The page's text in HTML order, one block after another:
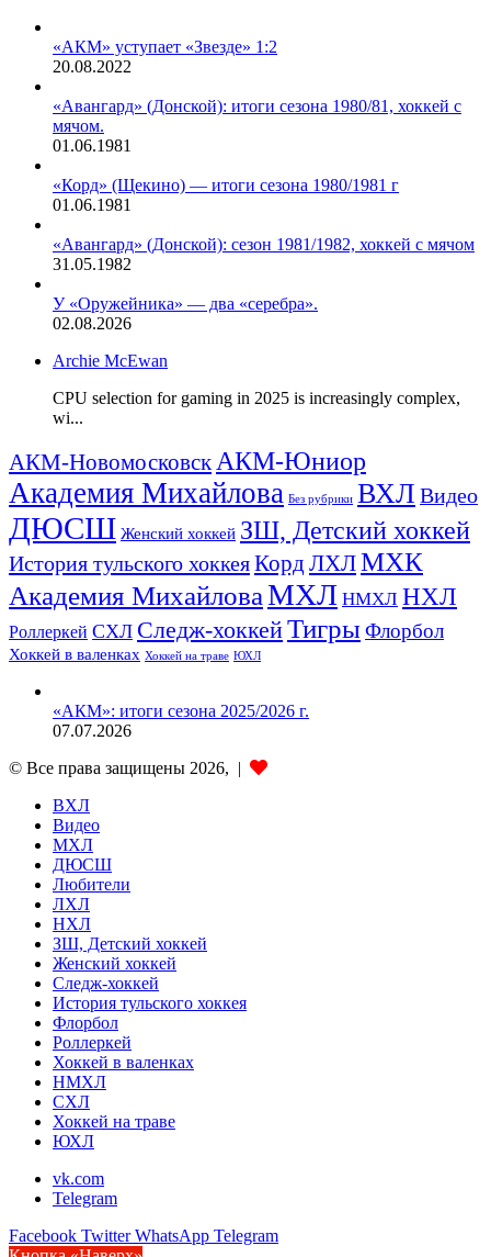
«АКМ» уступает «Звезде» 1:2
20.08.2022
«Авангард» (Донской): итоги сезона 1980/81, хоккей с
мячом.
01.06.1981
«Корд» (Щекино) — итоги сезона 1980/1981 г
01.06.1981
«Авангард» (Донской): сезон 1981/1982, хоккей с мячом
31.05.1982
У «Оружейника» — два «серебра».
02.08.2026
Archie McEwan
CPU selection for gaming in 2025 is increasingly complex,
wi...
АКМ-Новомосковск АКМ-Юниор
Академия Михайлова Без рубрики ВХЛ Видео
ДЮСШ Женский хоккей ЗШ, Детский хоккей
История тульского хоккеяКорд ЛХЛМХК
Академия МихайловаМХЛ НМХЛ НХЛ
Роллеркей СХЛ Следж-хоккейТигрыФлорбол
Хоккей в валенках Хоккей на траве ЮХЛ
«АКМ»: итоги сезона 2025/2026 г.
07.07.2026
© Все права защищены 2026, |
ВХЛ
Видео
МХЛ
ДЮСШ
Любители
ЛХЛ
НХЛ
ЗШ, Детский хоккей
Женский хоккей
Следж-хоккей
История тульского хоккея
Флорбол
Роллеркей
Хоккей в валенках
НМХЛ
СХЛ
Хоккей на траве
ЮХЛ
vk.com
Telegram
Facebook Twitter WhatsApp Telegram